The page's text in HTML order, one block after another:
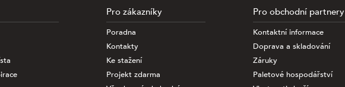
informací
médií a
níže.
Pro zákazníky
Poradna
Kontakty
Ke stažení
Projekt zdarma
Pro obchodní partnery
Kontaktní informace
Doprava a skladování
Záruky
Paletové hospodářství